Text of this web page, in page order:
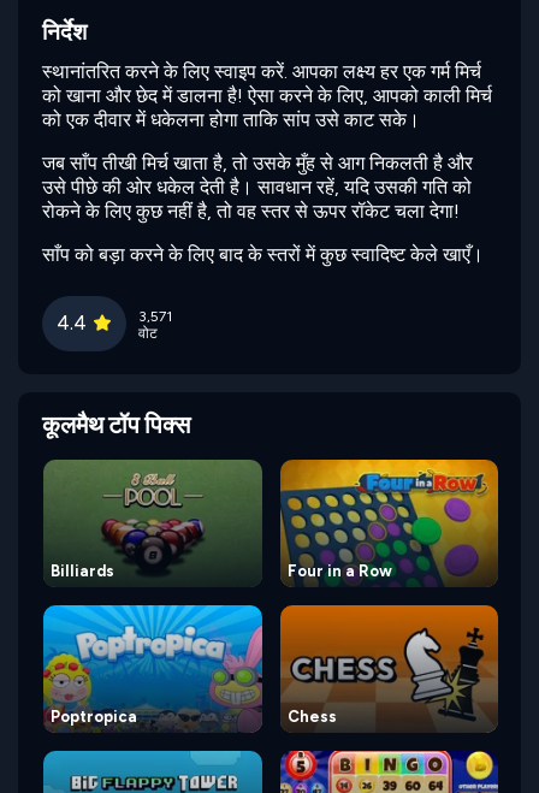
निर्देश
स्थानांतरित करने के लिए स्वाइप करें. आपका लक्ष्य हर एक गर्म मिर्च
को खाना और छेद में डालना है! ऐसा करने के लिए, आपको काली मिर्च
को एक दीवार में धकेलना होगा ताकि सांप उसे काट सके।
जब साँप तीखी मिर्च खाता है, तो उसके मुँह से आग निकलती है और
उसे पीछे की ओर धकेल देती है। सावधान रहें, यदि उसकी गति को
रोकने के लिए कुछ नहीं है, तो वह स्तर से ऊपर रॉकेट चला देगा!
साँप को बड़ा करने के लिए बाद के स्तरों में कुछ स्वादिष्ट केले खाएँ।
4.4
3,571
वोट
कूलमैथ टॉप पिक्स
Billiards Four in a Row
Poptropica Chess